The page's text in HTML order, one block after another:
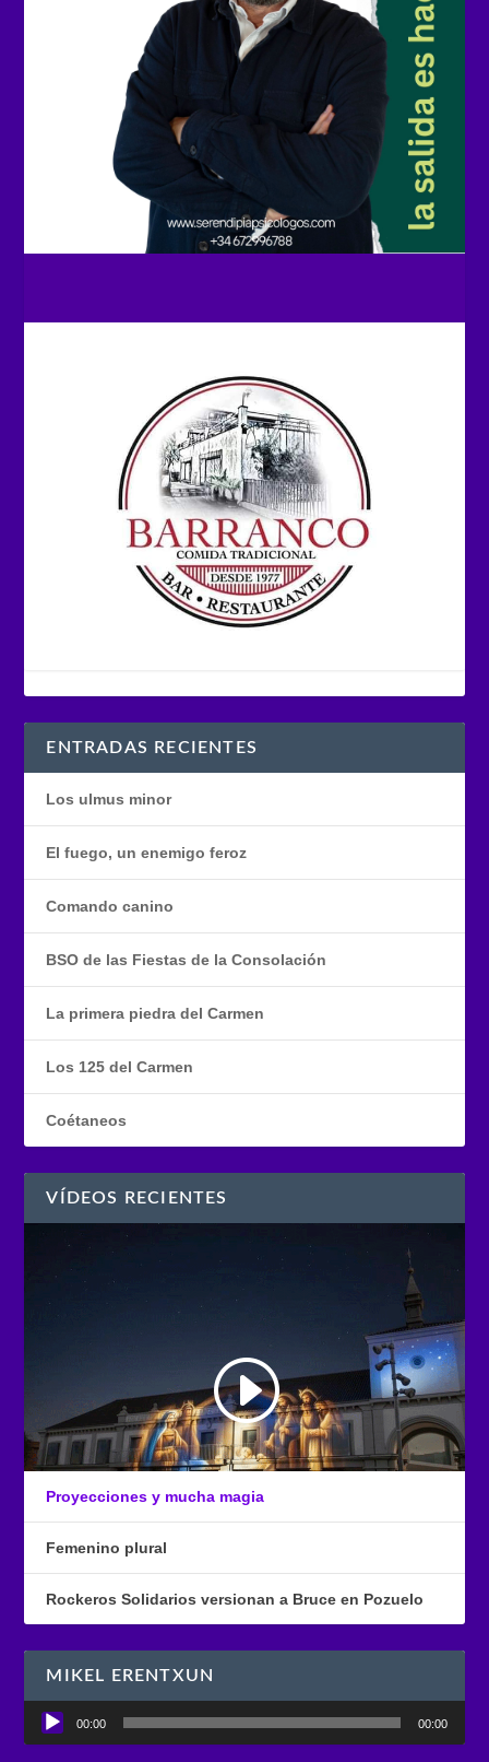
ENTRADAS RECIENTES
Los ulmus minor
El fuego, un enemigo feroz
Comando canino
BSO de las Fiestas de la Consolación
La primera piedra del Carmen
Los 125 del Carmen
Coétaneos
VÍDEOS RECIENTES
Proyecciones y mucha magia
Femenino plural
Rockeros Solidarios versionan a Bruce en Pozuelo
MIKEL ERENTXUN
Reproductor
00:00 00:00